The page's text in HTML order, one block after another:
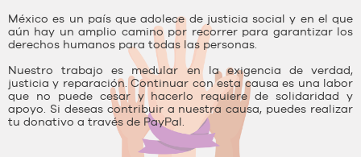
México es un país que adolece de justicia social y en el que
aún hay un amplio camino por recorrer para garantizar los
derechos humanos para todas las personas.
Nuestro trabajo es medular en la exigencia de verdad,
justicia y reparación. Continuar con esta causa es una labor
que no puede cesar y hacerlo requiere de solidaridad y
apoyo. Si deseas contribuir a nuestra causa, puedes realizar
tu donativo a través de PayPal.